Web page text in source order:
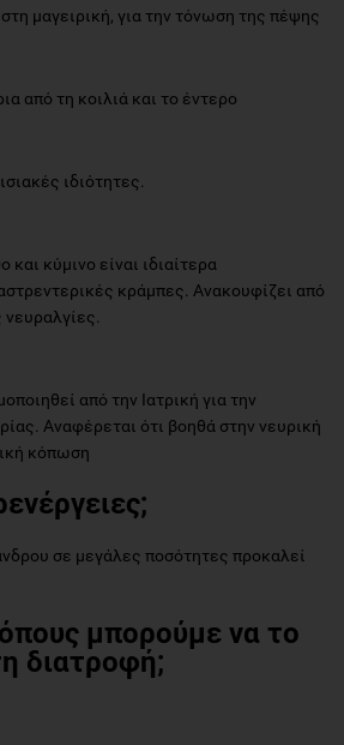
μαγειρική, για την τόνωση της πέψης
από τη κοιλιά και το έντερο
ιδιότητες.
κύμινο είναι ιδιαίτερα
κράμπες. Ανακουφίζει από
από την Ιατρική για την
Αναφέρεται ότι βοηθά στην νευρική
κόπωση
σε μεγάλες ποσότητες προκαλεί
μπορούμε να το
διατροφή;